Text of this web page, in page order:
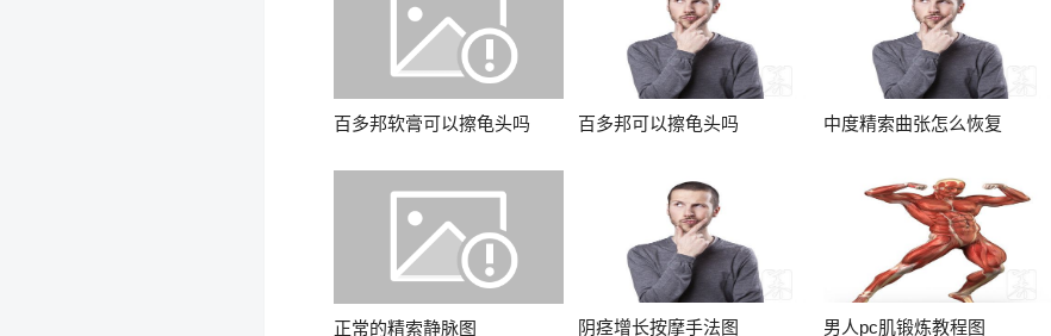
百多邦软膏可以擦龟头吗 百多邦可以擦龟头吗 中度精索曲张怎么恢复
正常的精索静脉图 阴痉增长按摩手法图 男人pc肌锻炼教程图